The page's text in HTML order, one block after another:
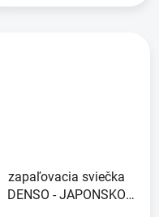
zapaľovacia sviečka
DENSO - JAPONSKO